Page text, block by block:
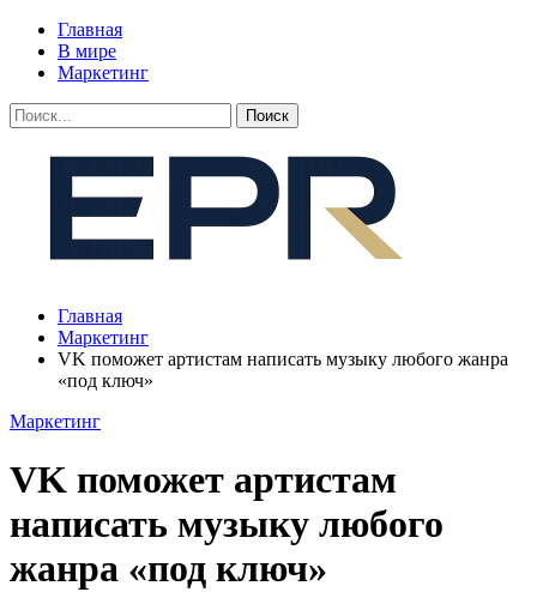
Главная
В мире
Маркетинг
Главная
Маркетинг
VK поможет артистам написать музыку любого жанра
«под ключ»
Маркетинг
VK поможет артистам
написать музыку любого
жанра «под ключ»